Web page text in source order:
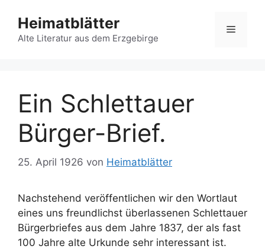
Inhalt
springen
Heimatblätter
Alte Literatur aus dem Erzgebirge
Menü
Ein Schlettauer
Bürger-Brief.
25. April 1926 von Heimatblätter
Nachstehend veröffentlichen wir den Wortlaut
eines uns freundlichst überlassenen Schlettauer
Bürgerbriefes aus dem Jahre 1837, der als fast
100 Jahre alte Urkunde sehr interessant ist.